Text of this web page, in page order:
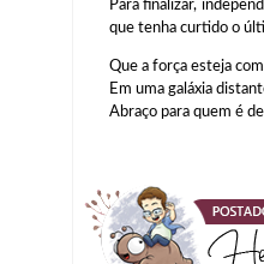
Para finalizar,
que tenha curtido o
Que a força esteja
Em uma galáxia
Abraço para quem é